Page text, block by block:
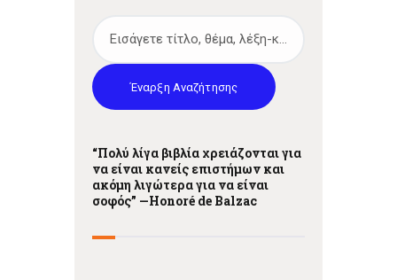
Έναρξη Αναζήτησης
“Πολύ λίγα βιβλία χρειάζονται για
να είναι κανείς επιστήμων και
ακόμη λιγώτερα για να είναι
σοφός” —Honoré de Balzac